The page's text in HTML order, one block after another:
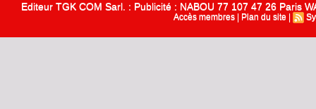
Editeur TGK COM Sarl. : Publicité : NABOU 77 107 47 26 Paris
Accès membres Plan du site